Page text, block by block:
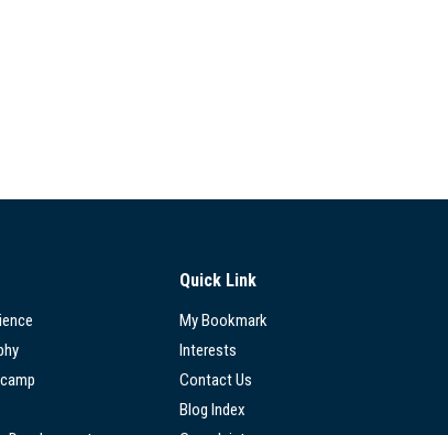
Quick Link
My Bookmark
Interests
Contact Us
Blog Index